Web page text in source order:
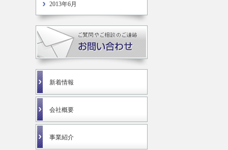
2013年6月
新着情報
会社概要
事業紹介